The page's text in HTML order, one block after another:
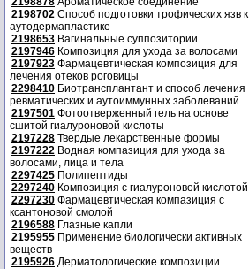
2198702 Способ подготовки трофических язв к
аутодермапластике
2198653 Вагинальные суппозитории
2197946 Композиция для ухода за волосами
2197923 Фармацевтическая композиция для
лечения отеков роговицы
2298410 Биотрансплантант и способ лечения
ревматических и аутоиммунных заболеваний
2197501 Фотоотверженный гель на основе
сшитой гиалуроновой кислоты
2197228 Твердые лекарственные формы
2197222 Водная компазиция для ухода за
волосами, лица и тела
2297425 Полипептиды
2297240 Композиция с гиалуроновой кислотой
2297230 Фармацевтическая компазиция с
ксантоновой смолой
2196588 Глазные капли
2195955 Применение биологически активных
веществ
2195926 Дерматологические композиции